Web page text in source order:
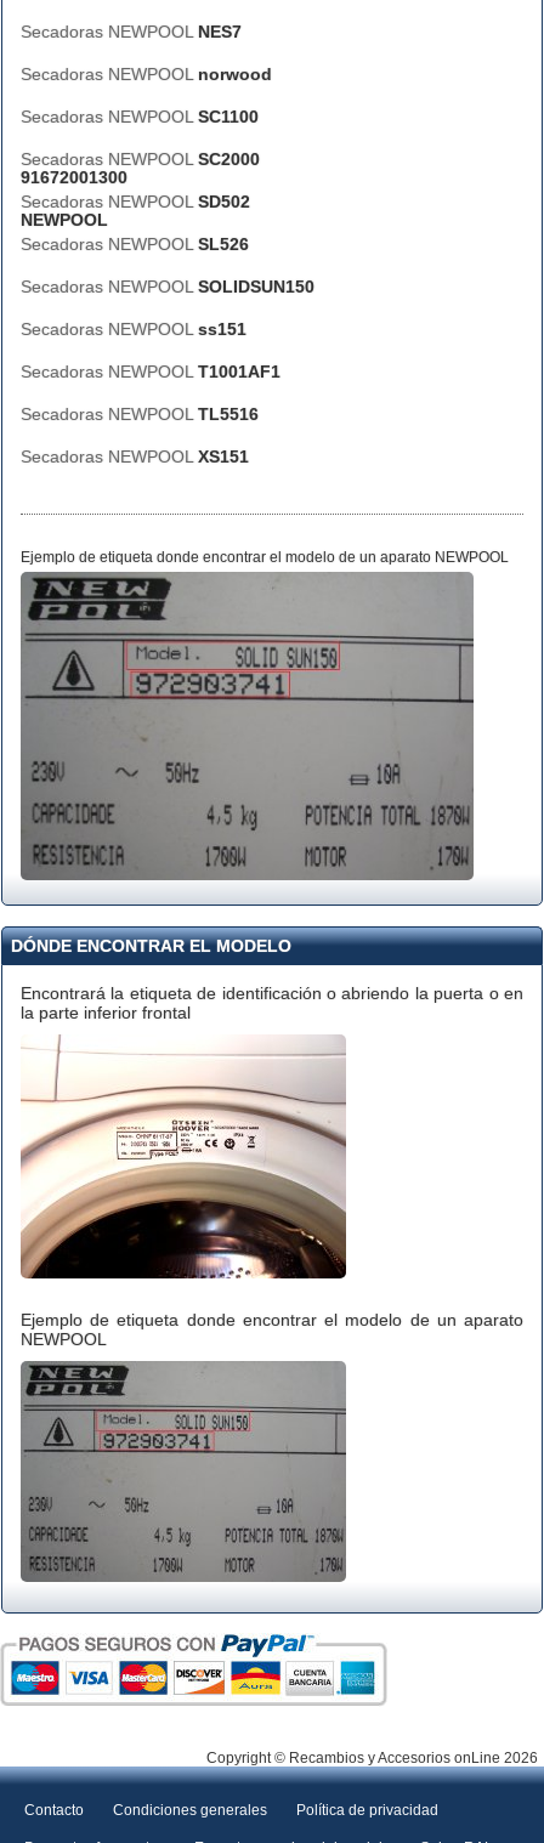
Secadoras NEWPOOL NES7
Secadoras NEWPOOL norwood
Secadoras NEWPOOL SC1100
Secadoras NEWPOOL SC2000
91672001300
Secadoras NEWPOOL SD502
NEWPOOL
Secadoras NEWPOOL SL526
Secadoras NEWPOOL SOLIDSUN150
Secadoras NEWPOOL ss151
Secadoras NEWPOOL T1001AF1
Secadoras NEWPOOL TL5516
Secadoras NEWPOOL XS151
Ejemplo de etiqueta donde encontrar el modelo de un aparato NEWPOOL
DÓNDE ENCONTRAR EL MODELO
Encontrará la etiqueta de identificación o abriendo la puerta o en
la parte inferior frontal
Ejemplo de etiqueta donde encontrar el modelo de un aparato
NEWPOOL
Copyright © Recambios y Accesorios onLine 2026
Contacto Condiciones generales Política de privacidad